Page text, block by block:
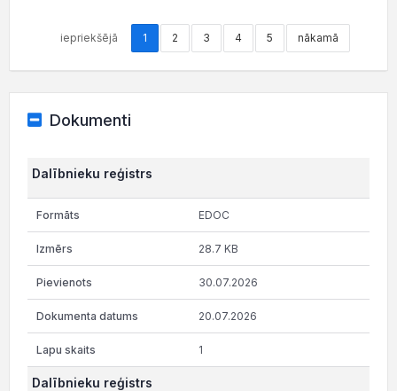
iepriekšējā 1 2 3 4 5 nākamā
Dokumenti
Dalībnieku reģistrs
EDOC
28.7 KB
30.07.2026
20.07.2026
1
Dalībnieku reģistrs